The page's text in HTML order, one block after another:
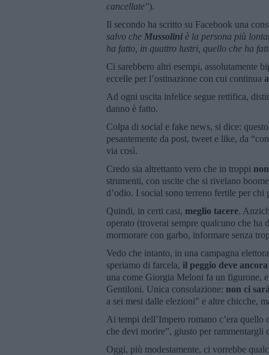
cancellate").
Il secondo ha scritto su Facebook una
salvo che Mussolini è la persona più
ha fatto, in quattro lustri, quello che ha
Ci sarebbero altri esempi, assolutamente
eccelle per l’ostinazione con cui continua
Ad ogni uscita infelice segue rettifica,
danno è fatto.
Colpa di social e fake news, si dice:
pesantemente da post, tweet e like, da
via così.
Credo sia altrettanto vero che in troppi
strumenti, con uscite che si rivelano
d’odio. I social sono terreno fertile per chi
Quindi, in certi casi, meglio tacere.
operato (troverai sempre qualcuno che ha
mormorare con garbo, informare senza
Vedo che intanto, in una campagna
speriamo di farcela, il peggio deve
una come Giorgia Meloni fa un figurone,
Gentiloni. Unica consolazione: non ci
a sei mesi dalle elezioni" e altre chicche,
Ai tempi dell’Impero romano c’era
che devi morire”, giusto per rammentargli
Oggi, più modestamente, ci vorrebbe